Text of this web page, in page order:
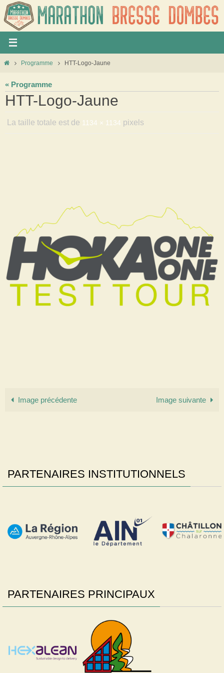
Programme HTT-Logo-Jaune
« Programme
HTT-Logo-Jaune
La taille totale est de 1134 × 1134 pixels
Image précédente Image suivante
PARTENAIRES INSTITUTIONNELS
PARTENAIRES PRINCIPAUX
Panneau de gestion des cookies